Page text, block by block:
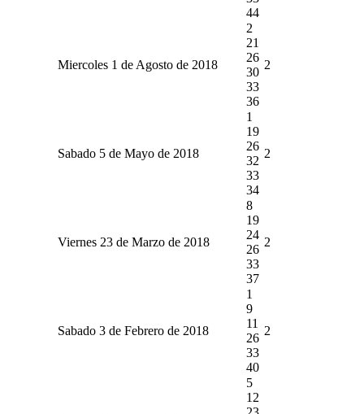
44
Miercoles 1 de Agosto de 2018
2
21
26
30
33
36
2
Sabado 5 de Mayo de 2018
1
19
26
32
33
34
2
Viernes 23 de Marzo de 2018
8
19
24
26
33
37
2
Sabado 3 de Febrero de 2018
1
9
11
26
33
40
2
5
12